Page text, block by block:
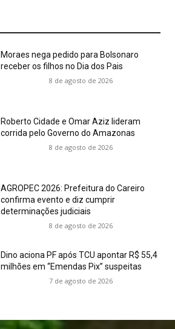
Moraes nega pedido para Bolsonaro
receber os filhos no Dia dos Pais
8 de agosto de 2026
Roberto Cidade e Omar Aziz lideram
corrida pelo Governo do Amazonas
8 de agosto de 2026
AGROPEC 2026: Prefeitura do Careiro
confirma evento e diz cumprir
determinações judiciais
8 de agosto de 2026
Dino aciona PF após TCU apontar R$ 55,4
milhões em “Emendas Pix” suspeitas
7 de agosto de 2026